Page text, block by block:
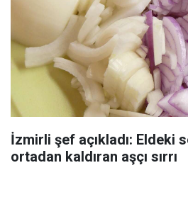
İzmirli şef açıkladı: Eldeki
ortadan kaldıran aşçı sırrı